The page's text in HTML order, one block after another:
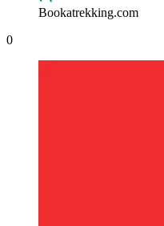
Bookatrekking.com
0